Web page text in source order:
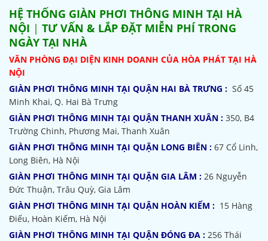
HỆ THỐNG GIÀN PHƠI THÔNG MINH TẠI HÀ
NỘI | TƯ VẤN & LẮP ĐẶT MIỄN PHÍ TRONG
NGÀY TẠI NHÀ
VĂN PHÒNG ĐẠI DIỆN KINH DOANH CỦA HÒA PHÁT TẠI HÀ
NỘI
GIÀN PHƠI THÔNG MINH TẠI QUẬN HAI BÀ TRƯNG : Số 45
Minh Khai, Q. Hai Bà Trưng
GIÀN PHƠI THÔNG MINH TẠI QUẬN THANH XUÂN : 350, B4
Trường Chinh, Phương Mai, Thanh Xuân
GIÀN PHƠI THÔNG MINH TẠI QUẬN LONG BIÊN : 67 Cổ Linh,
Long Biên, Hà Nội
GIÀN PHƠI THÔNG MINH TẠI QUẬN GIA LÂM : 26 Nguyễn
Đức Thuận, Trâu Quỳ, Gia Lâm
GIÀN PHƠI THÔNG MINH TẠI QUẬN HOÀN KIẾM : 15 Hàng
Điếu, Hoàn Kiếm, Hà Nội
GIÀN PHƠI THÔNG MINH TẠI QUẬN ĐÓNG ĐA : 256 Thái